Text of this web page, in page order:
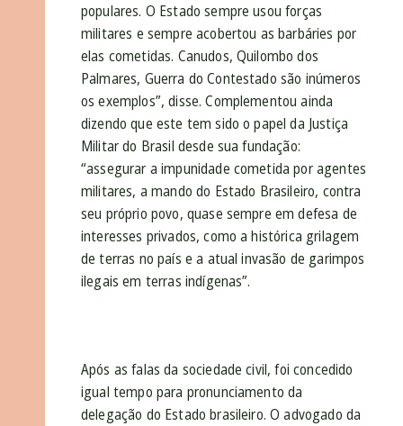
populares. O Estado sempre usou forças
militares e sempre acobertou as barbáries por
elas cometidas. Canudos, Quilombo dos
Palmares, Guerra do Contestado são inúmeros
os exemplos”, disse. Complementou ainda
dizendo que este tem sido o papel da Justiça
Militar do Brasil desde sua fundação:
“assegurar a impunidade cometida por agentes
militares, a mando do Estado Brasileiro, contra
seu próprio povo, quase sempre em defesa de
interesses privados, como a histórica grilagem
de terras no país e a atual invasão de garimpos
ilegais em terras indígenas”.
Após as falas da sociedade civil, foi concedido
igual tempo para pronunciamento da
delegação do Estado brasileiro. O advogado da